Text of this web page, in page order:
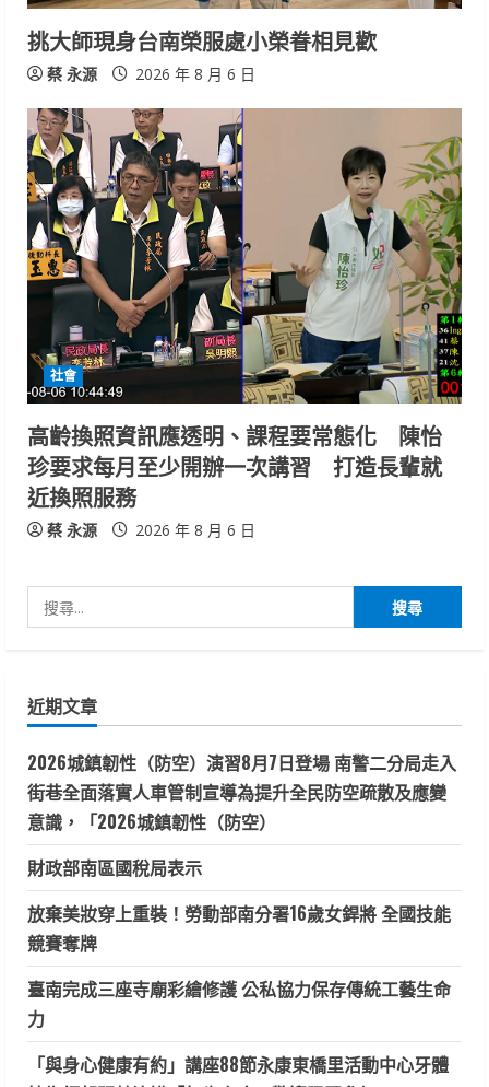
挑大師現身台南榮服處小榮眷相見歡
蔡 永源 2026 年 8 月 6 日
社會
高齡換照資訊應透明、課程要常態化 陳怡
珍要求每月至少開辦一次講習 打造長輩就
近換照服務
蔡 永源 2026 年 8 月 6 日
尋
字:
近期文章
2026城鎮韌性（防空）演習8月7日登場 南警二分局走入
街巷全面落實人車管制宣導為提升全民防空疏散及應變
意識，「2026城鎮韌性（防空）
財政部南區國稅局表示
放棄美妝穿上重裝！勞動部南分署16歲女銲將 全國技能
競賽奪牌
臺南完成三座寺廟彩繪修護 公私協力保存傳統工藝生命
力
「與身心健康有約」講座88節永康東橋里活動中心牙體